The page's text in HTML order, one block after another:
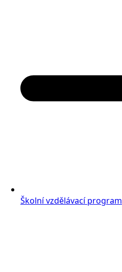
Školní vzdělávací program